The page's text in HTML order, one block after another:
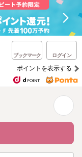
ブックマーク ログイン
ポイントを表示する